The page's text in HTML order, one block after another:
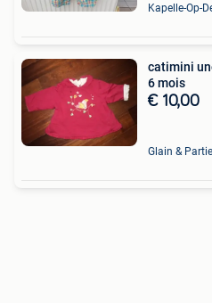
catimini
6 mois
€ 10,00
Glain &